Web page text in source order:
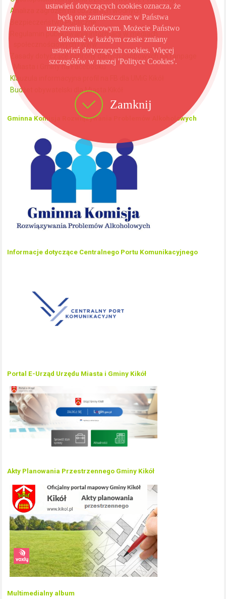
Analiza zagrożeń na obszarach wodnych
Bezpieczeństwo Publiczne
Regulamin publikowania informacji w mediach
społecznościowych i www
Zasady dotyczące ochrony danych osobowych na fanpage
Miasta i Gminy na Facebooku
Klauzula informacyjna profil na FB dla UMiG Kikół
Budżet obywatelski dla Miasta Kikół
Gminna Komisja Rozwiązywania Problemów Alkoholowych
Informacje dotyczące Centralnego Portu Komunikacyjnego
Portal E-Urząd Urzędu Miasta i Gminy Kikół
Akty Planowania Przestrzennego Gminy Kikół
Multimedialny album
Zamknij
ustawień dotyczących cookies oznacza, że
będą one zamieszczane w Państwa
urządzeniu końcowym. Możecie Państwo
dokonać w każdym czasie zmiany
ustawień dotyczących cookies. Więcej
szczegółów w naszej 'Polityce Cookies'.